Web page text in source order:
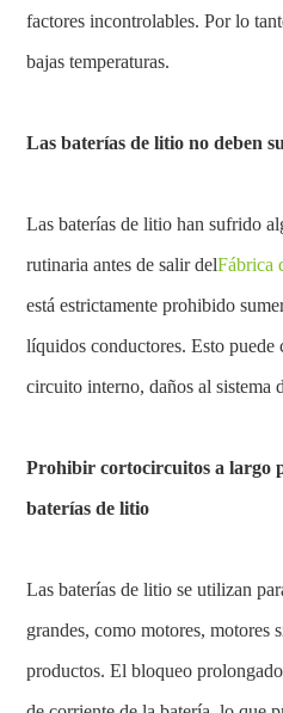
factores incontrolables. Por lo
bajas temperaturas.
Las baterías de litio no deben
Las baterías de litio han sufrido
rutinaria antes de salir delFábrica
está estrictamente prohibido
líquidos conductores. Esto puede
circuito interno, daños al sistema
Prohibir cortocircuitos a largo
baterías de litio
Las baterías de litio se utilizan
grandes, como motores, motores
productos. El bloqueo